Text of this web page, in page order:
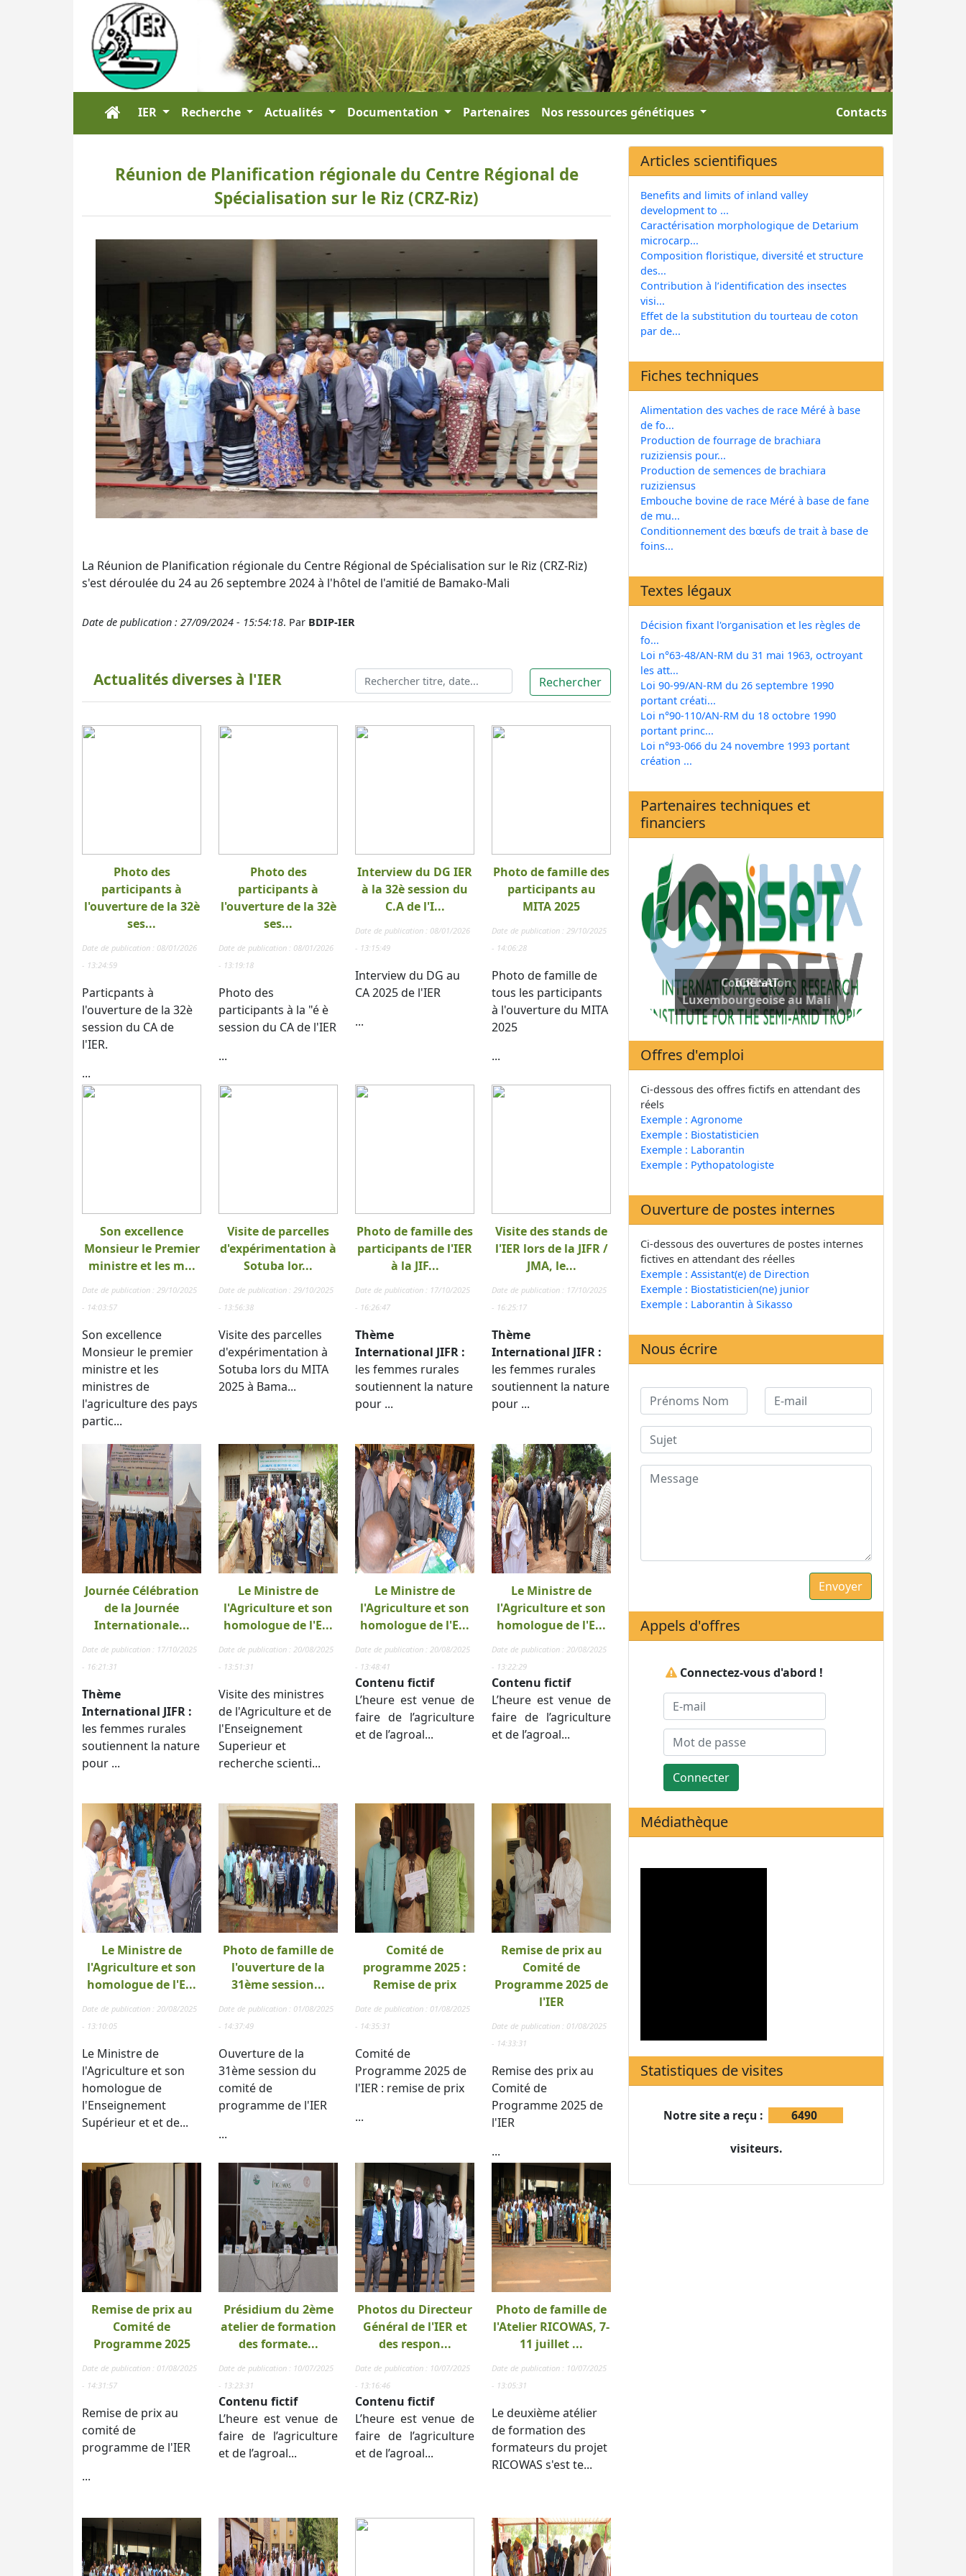
IER Recherche Actualités Documentation Partenaires Nos ressources génétiques Contacts
Réunion de Planification régionale du Centre Régional de
Spécialisation sur le Riz (CRZ-Riz)
La Réunion de Planification régionale du Centre Régional de Spécialisation sur le Riz (CRZ-Riz)
s'est déroulée du 24 au 26 septembre 2024 à l'hôtel de l'amitié de Bamako-Mali
Date de publication : 27/09/2024 - 15:54:18. Par BDIP-IER
Actualités diverses à l'IER
Photo des
participants à
l'ouverture de la 32è
ses...
Date de publication : 08/01/2026
- 13:24:59
Particpants à
l'ouverture de la 32è
session du CA de
l'IER.
...
Photo des
participants à
l'ouverture de la 32è
ses...
Date de publication : 08/01/2026
- 13:19:18
Photo des
participants à la "é è
session du CA de l'IER
...
Interview du DG IER
à la 32è session du
C.A de l'I...
Date de publication : 08/01/2026
- 13:15:49
Interview du DG au
CA 2025 de l'IER
...
Photo de famille des
participants au
MITA 2025
Date de publication : 29/10/2025
- 14:06:28
Photo de famille de
tous les participants
à l'ouverture du MITA
2025
...
Son excellence
Monsieur le Premier
ministre et les m...
Date de publication : 29/10/2025
- 14:03:57
Son excellence
Monsieur le premier
ministre et les
ministres de
l'agriculture des pays
partic...
Visite de parcelles
d'expérimentation à
Sotuba lor...
Date de publication : 29/10/2025
- 13:56:38
Visite des parcelles
d'expérimentation à
Sotuba lors du MITA
2025 à Bama...
Photo de famille des
participants de l'IER
à la JIF...
Date de publication : 17/10/2025
- 16:26:47
Thème
International JIFR :
les femmes rurales
soutiennent la nature
pour ...
Visite des stands de
l'IER lors de la JIFR /
JMA, le...
Date de publication : 17/10/2025
- 16:25:17
Thème
International JIFR :
les femmes rurales
soutiennent la nature
pour ...
Journée Célébration
de la Journée
Internationale...
Date de publication : 17/10/2025
- 16:21:31
Thème
International JIFR :
les femmes rurales
soutiennent la nature
pour ...
Le Ministre de
l'Agriculture et son
homologue de l'E...
Date de publication : 20/08/2025
- 13:51:31
Visite des ministres
de l'Agriculture et de
l'Enseignement
Superieur et
recherche scienti...
Le Ministre de
l'Agriculture et son
homologue de l'E...
Date de publication : 20/08/2025
- 13:48:41
Contenu fictif
L’heure est venue de
faire de l’agriculture
et de l’agroal...
Le Ministre de
l'Agriculture et son
homologue de l'E...
Date de publication : 20/08/2025
- 13:22:29
Contenu fictif
L’heure est venue de
faire de l’agriculture
et de l’agroal...
Le Ministre de
l'Agriculture et son
homologue de l'E...
Date de publication : 20/08/2025
- 13:10:05
Le Ministre de
l'Agriculture et son
homologue de
l'Enseignement
Supérieur et et de...
Photo de famille de
l'ouverture de la
31ème session...
Date de publication : 01/08/2025
- 14:37:49
Ouverture de la
31ème session du
comité de
programme de l'IER
...
Comité de
programme 2025 :
Remise de prix
Date de publication : 01/08/2025
- 14:35:31
Comité de
Programme 2025 de
l'IER : remise de prix
...
Remise de prix au
Comité de
Programme 2025 de
l'IER
Date de publication : 01/08/2025
- 14:33:31
Remise des prix au
Comité de
Programme 2025 de
l'IER
...
Remise de prix au
Comité de
Programme 2025
Date de publication : 01/08/2025
- 14:31:57
Remise de prix au
comité de
programme de l'IER
...
Présidium du 2ème
atelier de formation
des formate...
Date de publication : 10/07/2025
- 13:23:31
Contenu fictif
L’heure est venue de
faire de l’agriculture
et de l’agroal...
Photos du Directeur
Général de l'IER et
des respon...
Date de publication : 10/07/2025
- 13:16:46
Contenu fictif
L’heure est venue de
faire de l’agriculture
et de l’agroal...
Photo de famille de
l'Atelier RICOWAS, 7-
11 juillet ...
Date de publication : 10/07/2025
- 13:05:31
Le deuxième atélier
de formation des
formateurs du projet
RICOWAS s'est te...
Articles scientifiques
Benefits and limits of inland valley
development to ...
Caractérisation morphologique de Detarium
microcarp...
Composition floristique, diversité et structure
des...
Contribution à l’identification des insectes
visi...
Effet de la substitution du tourteau de coton
par de...
Fiches techniques
Alimentation des vaches de race Méré à base
de fo...
Production de fourrage de brachiara
ruziziensis pour...
Production de semences de brachiara
ruziziensus
Embouche bovine de race Méré à base de fane
de mu...
Conditionnement des bœufs de trait à base de
foins...
Textes légaux
Décision fixant l'organisation et les règles de
fo...
Loi n°63-48/AN-RM du 31 mai 1963, octroyant
les att...
Loi 90-99/AN-RM du 26 septembre 1990
portant créati...
Loi n°90-110/AN-RM du 18 octobre 1990
portant princ...
Loi n°93-066 du 24 novembre 1993 portant
création ...
Partenaires techniques et
financiers
Coopération
Luxembourgeoise au Mali
Offres d'emploi
Ci-dessous des offres fictifs en attendant des
réels
Exemple : Agronome
Exemple : Biostatisticien
Exemple : Laborantin
Exemple : Pythopatologiste
Ouverture de postes internes
Ci-dessous des ouvertures de postes internes
fictives en attendant des réelles
Exemple : Assistant(e) de Direction
Exemple : Biostatisticien(ne) junior
Exemple : Laborantin à Sikasso
Nous écrire
Appels d'offres
Connectez-vous d'abord !
Connecter
Médiathèque